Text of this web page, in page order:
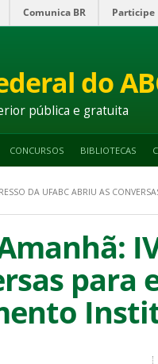
Comunica BR Participe
do
pública e gratuita
CONCURSOS BIBLIOTECAS
DA UFABC ABRIU AS
para